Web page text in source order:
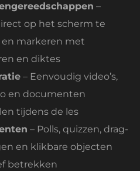
–
op het scherm te
markeren met
en diktes
– Eenvoudig video’s,
en documenten
tijdens de les
– Polls, quizzen, drag-
en klikbare objecten
betrekken